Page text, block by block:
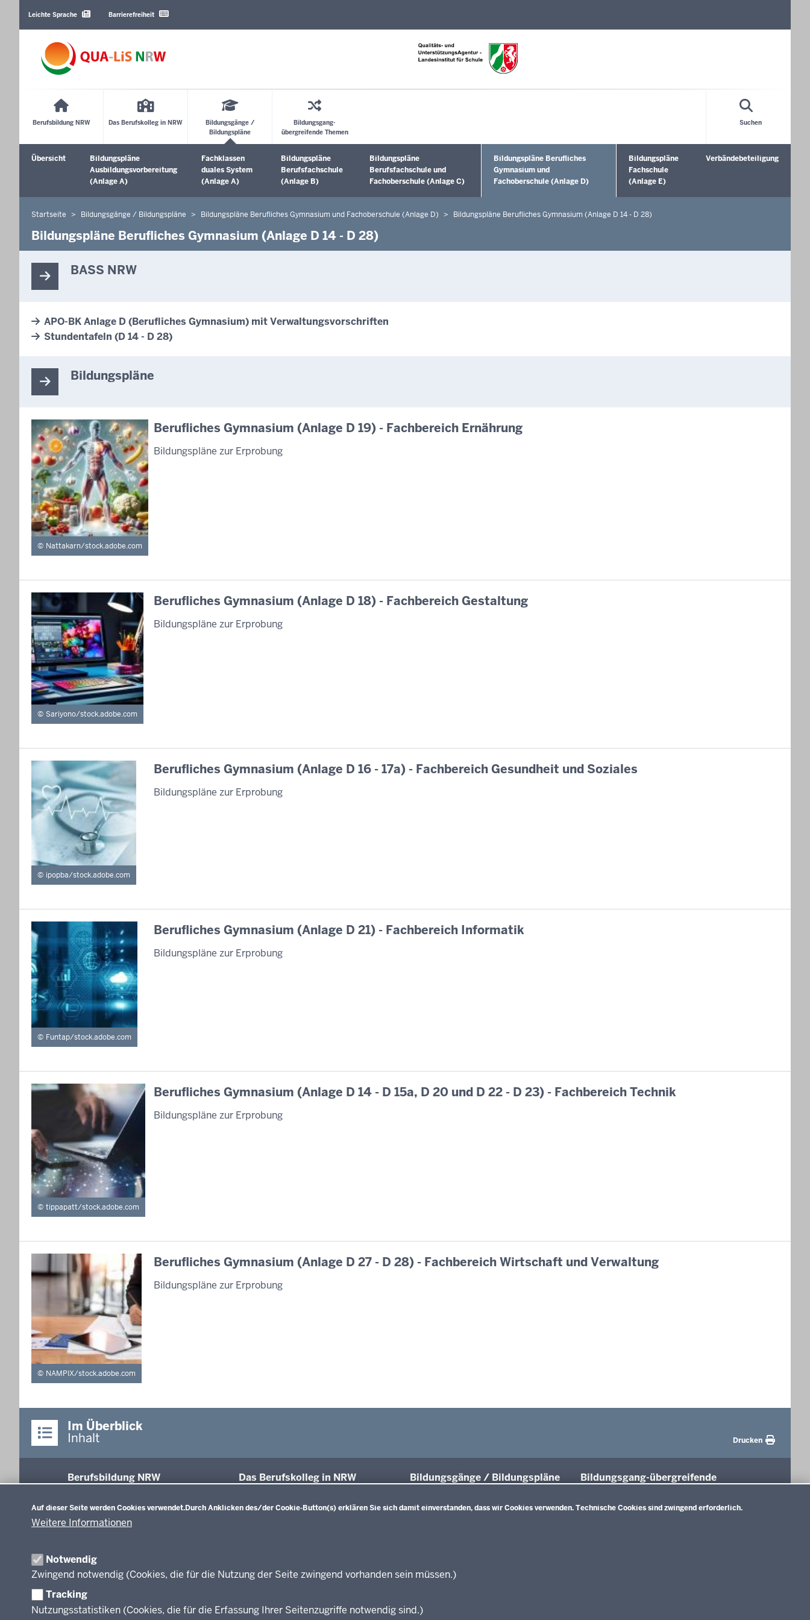
Auf dieser Seite werden Cookies verwendet.Durch Anklicken des/der Cookie-Button(s) erklären Sie sich damit einverstanden, dass wir Cookies verwenden. Technische Cookies sind zwingend erforderlich.
Weitere Informationen
Notwendig
Zwingend notwendig (Cookies, die für die Nutzung der Seite zwingend vorhanden sein müssen.)
Tracking
Nutzungsstatistiken (Cookies, die für die Erfassung Ihrer Seitenzugriffe notwendig sind.)
Sprachen
Leichte Sprache Barrierefreiheit
Berufsbildung NRW Das Berufskolleg in NRW
Bildungsgänge /
Bildungspläne
Bildungsgang-
übergreifende Themen
Suchen
Sekundärmenü
Übersicht
Bildungspläne
Ausbildungsvorbereitung
(Anlage A)
Fachklassen
duales System
(Anlage A)
Untermenü öffnen
Bildungspläne
Berufsfachschule
(Anlage B)
Untermenü öffnen
Bildungspläne
Berufsfachschule und
Fachoberschule (Anlage C)
Untermenü öffnen
Bildungspläne Berufliches
Gymnasium und
Fachoberschule (Anlage D)
Untermenü öffnen
Bildungspläne
Fachschule
(Anlage E)
Verbändebeteiligung
Sie
befinden
hier
Startseite Bildungsgänge / Bildungspläne Bildungspläne Berufliches Gymnasium und Fachoberschule (Anlage D) Bildungspläne Berufliches Gymnasium (Anlage D 14 - D 28)
Bildungspläne Berufliches Gymnasium (Anlage D 14 - D 28)
BASS NRW
APO-BK Anlage D (Berufliches Gymnasium) mit Verwaltungsvorschriften
Stundentafeln (D 14 - D 28)
Bildungspläne
Nattakarn/stock.adobe.com
Berufliches Gymnasium (Anlage D 19) - Fachbereich Ernährung
Bildungspläne zur Erprobung
Sariyono/stock.adobe.com
Berufliches Gymnasium (Anlage D 18) - Fachbereich Gestaltung
Bildungspläne zur Erprobung
ipopba/stock.adobe.com
Berufliches Gymnasium (Anlage D 16 - 17a) - Fachbereich Gesundheit und Soziales
Bildungspläne zur Erprobung
Funtap/stock.adobe.com
Berufliches Gymnasium (Anlage D 21) - Fachbereich Informatik
Bildungspläne zur Erprobung
tippapatt/stock.adobe.com
Berufliches Gymnasium (Anlage D 14 - D 15a, D 20 und D 22 - D 23) - Fachbereich Technik
Bildungspläne zur Erprobung
NAMPIX/stock.adobe.com
Berufliches Gymnasium (Anlage D 27 - D 28) - Fachbereich Wirtschaft und Verwaltung
Bildungspläne zur Erprobung
Im Überblick
Inhalt Drucken
Berufsbildung NRW Das Berufskolleg in NRW
Fachkräfte von morgen
Weiterführende Links
Bildungsgänge / Bildungspläne
Bildungspläne Ausbildungsvorbereitung
Fachoberschule (Anlage C)
Bildungspläne Berufliches Gymnasium und
Bildungspläne Fachschule (Anlage E)
Bildungsgang-übergreifende
Unterricht